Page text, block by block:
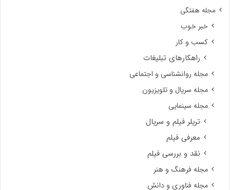
مجله هفتگی
خبر خوب
کسب و کار
راهکارهای تبلیغات
مجله روانشناسی و اجتماعی
مجله سریال و تلویزیون
مجله سینمایی
تریلر فیلم و سریال
معرفی فیلم
نقد و بررسی فیلم
مجله فرهنگ و هنر
مجله فناوری و دانش